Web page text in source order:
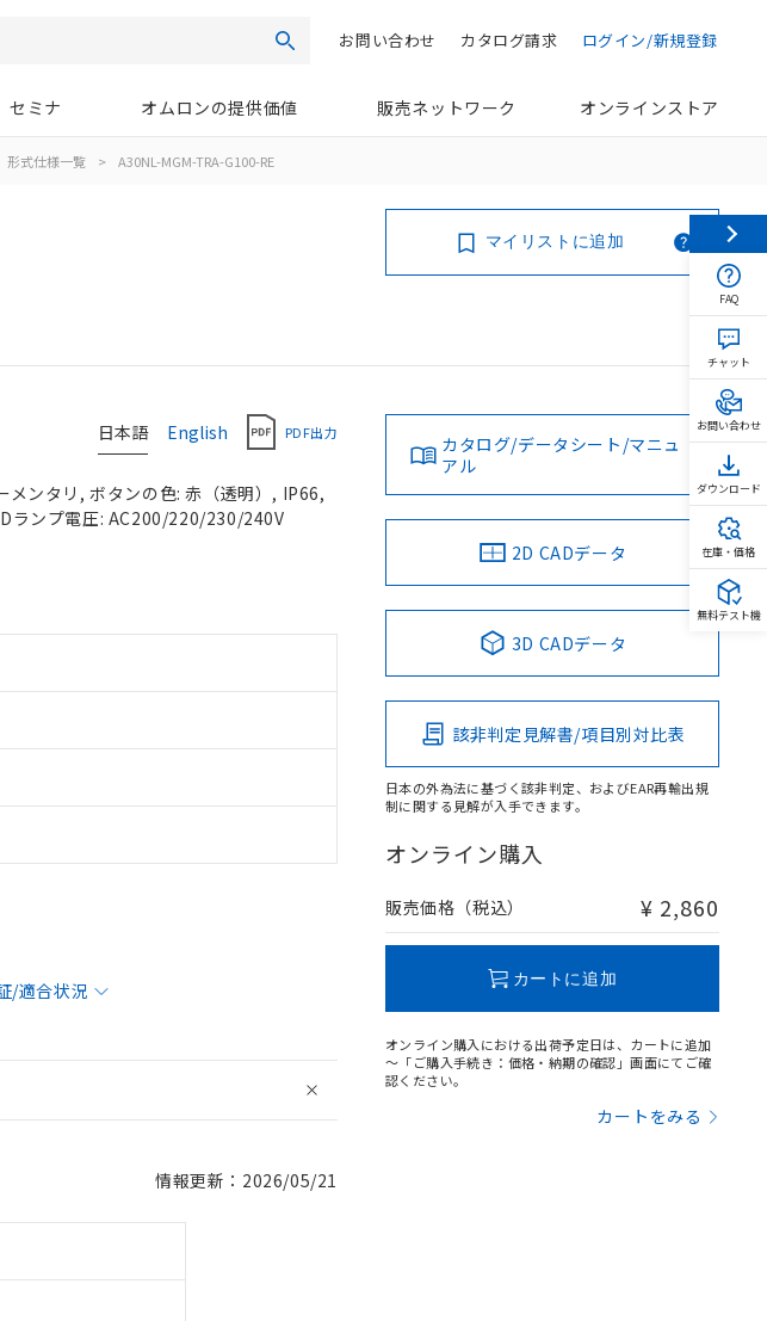
検索 ログイン/新規登録
カタログ請求
お問い合わせ
セミナ オムロンの提供価値 販売ネットワーク オンラインストア
形式仕様一覧 > A30NL-MGM-TRA-G100-RE
マイリストに追加
日本語 English PDF出力
ンタリ, ボタンの色: 赤（透明）, IP66,
ランプ電圧: AC200/220/230/240V
/適合状況
情報更新：2026/05/21
カタログ/データシート/マニュ
アル
2D CADデータ
3D CADデータ
該非判定見解書/項目別対比表
日本の外為法に基づく該非判定、およびEAR再輸出規
制に関する見解が入手できます。
オンライン購入
販売価格（税込） ¥ 2,860
カートに追加
オンライン購入における出荷予定日は、カートに追加
～「ご購入手続き：価格・納期の確認」画面にてご確
認ください。
カートをみる
FAQ
チャット
お問い合わせ
ダウンロード
在庫・価格
無料テスト機